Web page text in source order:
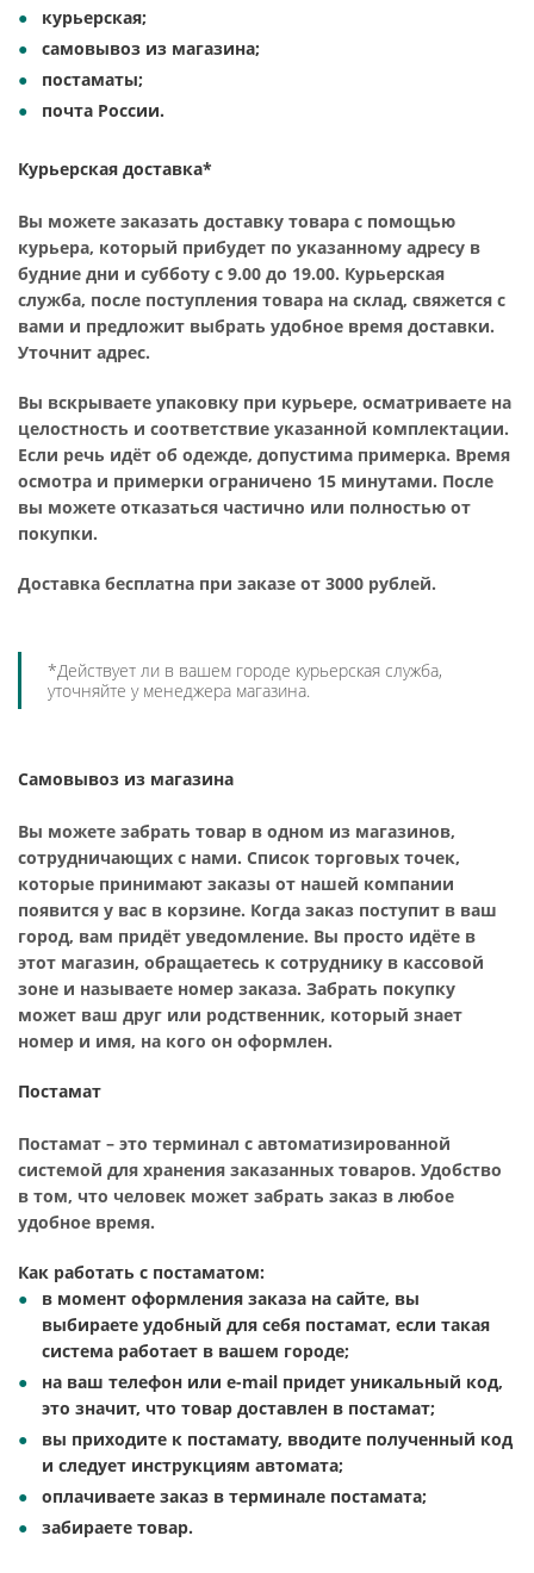
курьерская;
самовывоз из магазина;
постаматы;
почта России.
Курьерская доставка*
Вы можете заказать доставку товара с помощью
курьера, который прибудет по указанному адресу в
будние дни и субботу с 9.00 до 19.00. Курьерская
служба, после поступления товара на склад, свяжется с
вами и предложит выбрать удобное время доставки.
Уточнит адрес.
Вы вскрываете упаковку при курьере, осматриваете на
целостность и соответствие указанной комплектации.
Если речь идёт об одежде, допустима примерка. Время
осмотра и примерки ограничено 15 минутами. После
вы можете отказаться частично или полностью от
покупки.
Доставка бесплатна при заказе от 3000 рублей.
*Действует ли в вашем городе курьерская служба,
уточняйте у менеджера магазина.
Самовывоз из магазина
Вы можете забрать товар в одном из магазинов,
сотрудничающих с нами. Список торговых точек,
которые принимают заказы от нашей компании
появится у вас в корзине. Когда заказ поступит в ваш
город, вам придёт уведомление. Вы просто идёте в
этот магазин, обращаетесь к сотруднику в кассовой
зоне и называете номер заказа. Забрать покупку
может ваш друг или родственник, который знает
номер и имя, на кого он оформлен.
Постамат
Постамат – это терминал с автоматизированной
системой для хранения заказанных товаров. Удобство
в том, что человек может забрать заказ в любое
удобное время.
Как работать с постаматом:
в момент оформления заказа на сайте, вы
выбираете удобный для себя постамат, если такая
система работает в вашем городе;
на ваш телефон или e-mail придет уникальный код,
это значит, что товар доставлен в постамат;
вы приходите к постамату, вводите полученный код
и следует инструкциям автомата;
оплачиваете заказ в терминале постамата;
забираете товар.